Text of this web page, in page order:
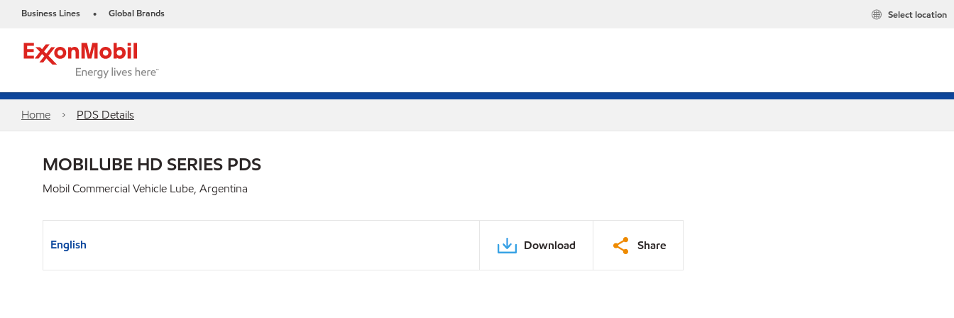
Business Lines • Global Brands Select location
Home PDS Details
MOBILUBE HD SERIES PDS
Mobil Commercial Vehicle Lube, Argentina
English Download Share